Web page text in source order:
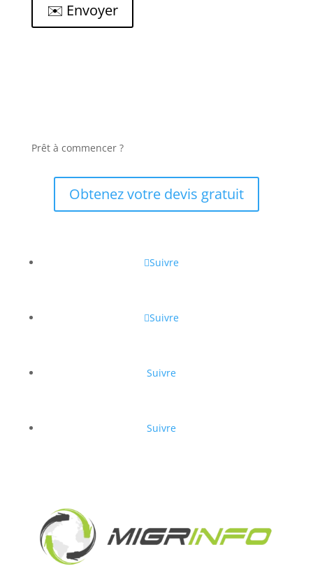
✉️ Envoyer
Prêt à commencer ?
Obtenez votre devis gratuit
Suivre
Suivre
Suivre
Suivre